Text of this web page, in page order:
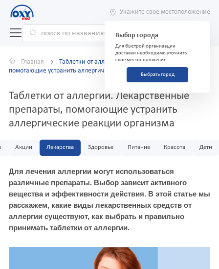
Укажите свое местоположение
Выбор города
Для быстрой организации
доставки необходимо уточнить
свое местоположение
Выбрать город
Главная
Таблетки от аллергии. Лекарственные препараты,
помогающие устранить аллергические реакции организма
Таблетки от аллергии. Лекарственные
препараты, помогающие устранить
аллергические реакции организма
Для лечения аллергии могут использоваться
различные препараты. Выбор зависит активного
вещества и эффективности действия. В этой статье мы
расскажем, какие виды лекарственных средств от
аллергии существуют, как выбрать и правильно
принимать таблетки от аллергии.
Акции Лекарства Здоровье Питание Красота Дети